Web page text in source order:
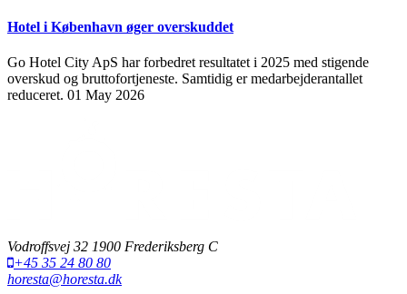
Hotel i København øger overskuddet
Go Hotel City ApS har forbedret resultatet i 2025 med stigende
overskud og bruttofortjeneste. Samtidig er medarbejderantallet
reduceret. 01 May 2026
Vodroffsvej 32 1900 Frederiksberg C
+45 35 24 80 80
horesta@horesta.dk